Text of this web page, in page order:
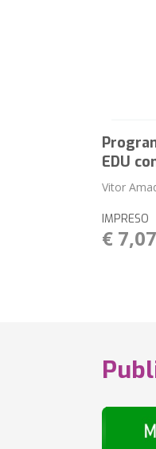
EDU
Vitor
IMPRESO
€ 7,07